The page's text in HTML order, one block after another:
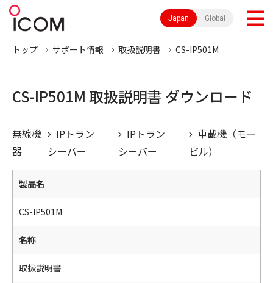
Japan Global
トップ サポート情報 取扱説明書 CS-IP501M
CS-IP501M 取扱説明書 ダウンロード
無線機
器
IPトラン
シーバー
IPトラン
シーバー
車載機（モー
ビル）
製品名
CS-IP501M
名称
取扱説明書